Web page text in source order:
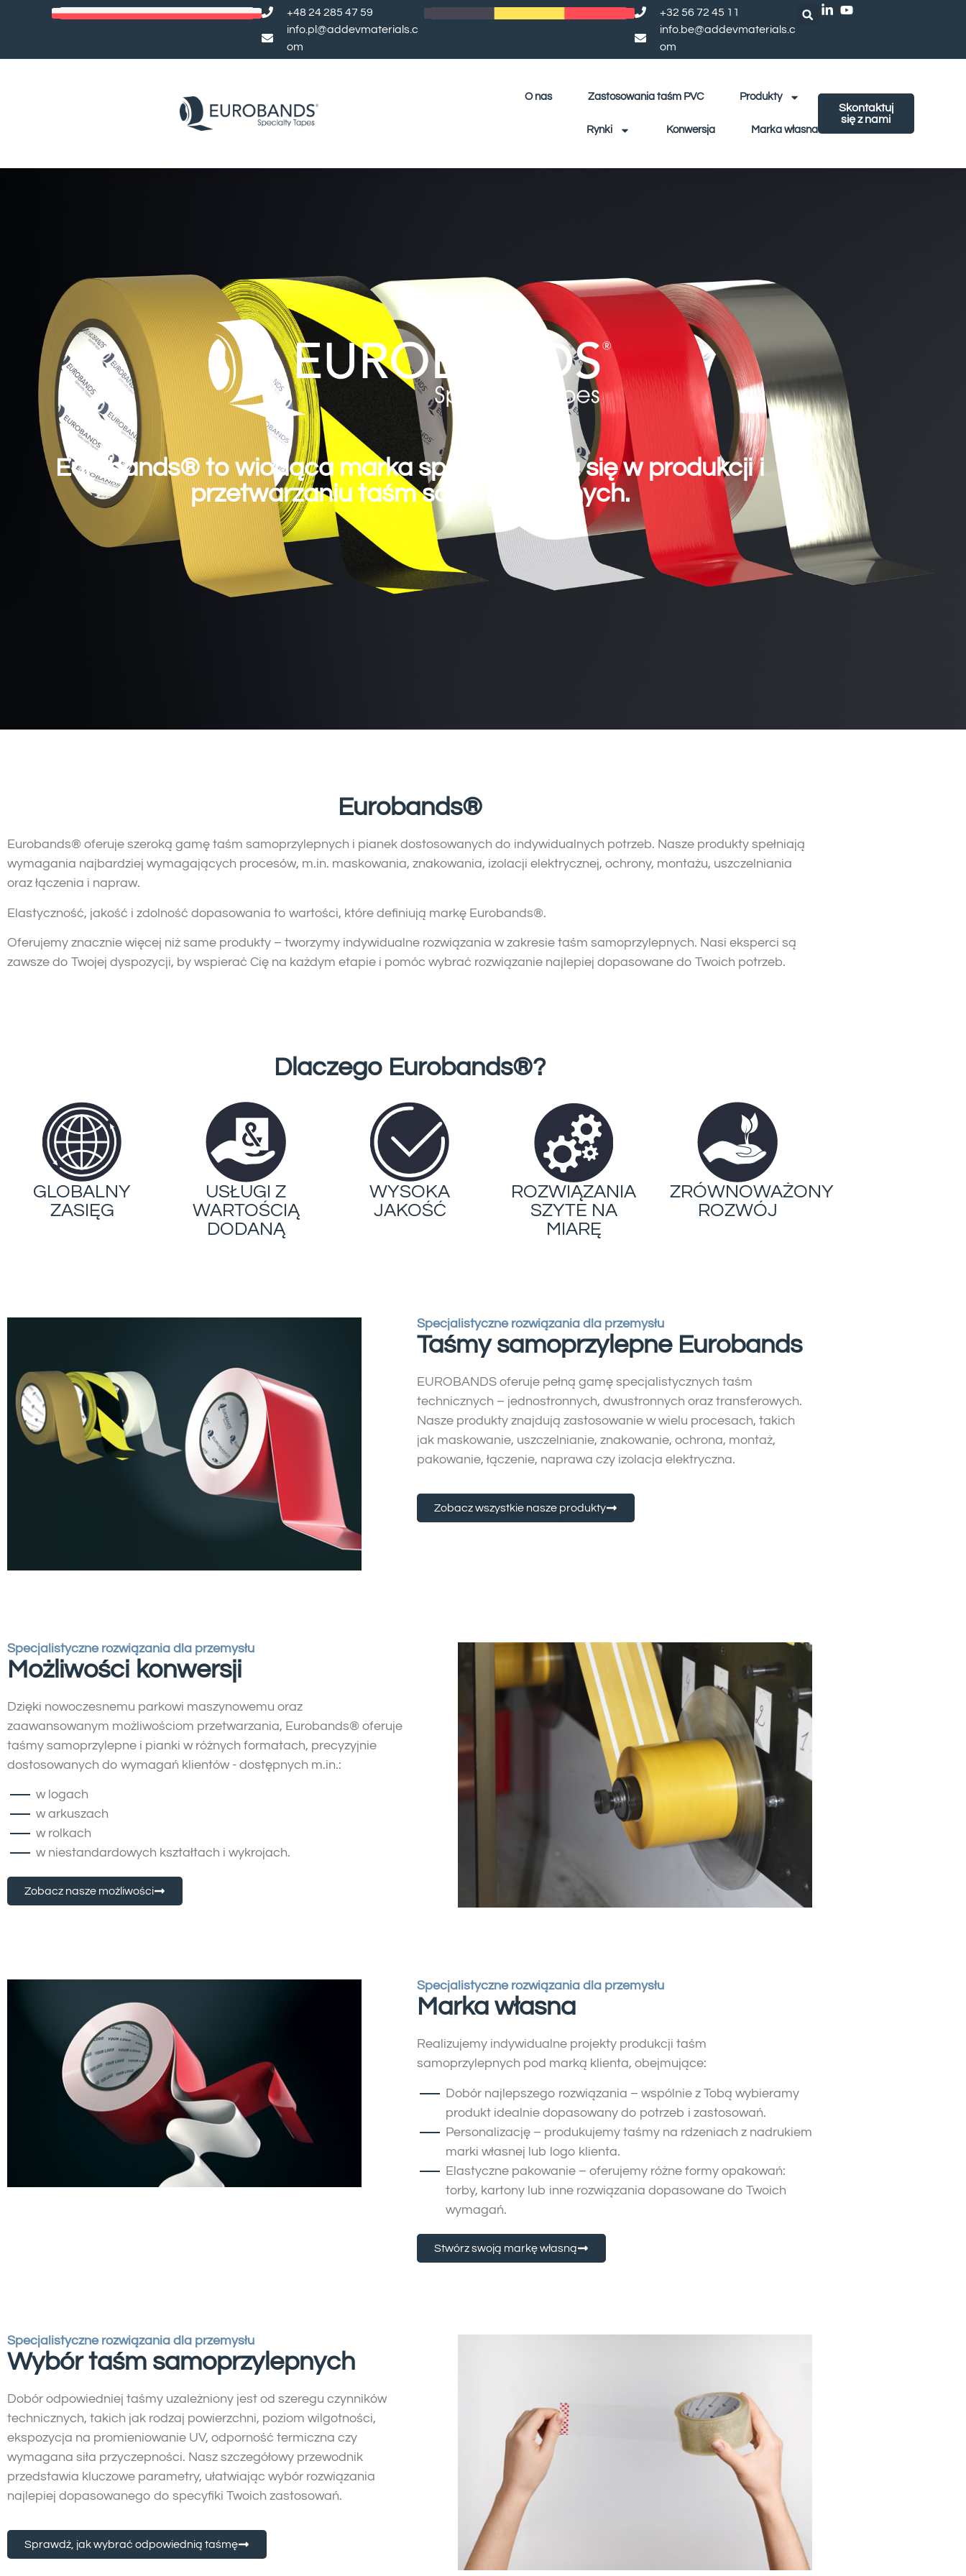
+48 24 285 47 59
info.pl@addevmaterials.c
om
+32 56 72 45 11
info.be@addevmaterials.c
om
O nas Zastosowania taśm PVC Produkty
Rynki Konwersja Marka własna
Skontaktuj
się z nami
Eurobands® to wiodąca marka specjalizująca się w produkcji i
przetwarzaniu taśm samoprzylepnych.
Eurobands®
Eurobands® oferuje szeroką gamę taśm samoprzylepnych i pianek dostosowanych do indywidualnych potrzeb. Nasze produkty spełniają
wymagania najbardziej wymagających procesów, m.in. maskowania, znakowania, izolacji elektrycznej, ochrony, montażu, uszczelniania
oraz łączenia i napraw.
Elastyczność, jakość i zdolność dopasowania to wartości, które definiują markę Eurobands®.
Oferujemy znacznie więcej niż same produkty – tworzymy indywidualne rozwiązania w zakresie taśm samoprzylepnych. Nasi eksperci są
zawsze do Twojej dyspozycji, by wspierać Cię na każdym etapie i pomóc wybrać rozwiązanie najlepiej dopasowane do Twoich potrzeb.
Dlaczego Eurobands®?
GLOBALNY
ZASIĘG
USŁUGI Z
WARTOŚCIĄ
DODANĄ
WYSOKA
JAKOŚĆ
ROZWIĄZANIA
SZYTE NA
MIARĘ
ZRÓWNOWAŻONY
ROZWÓJ
Specjalistyczne rozwiązania dla przemysłu
Taśmy samoprzylepne Eurobands
EUROBANDS oferuje pełną gamę specjalistycznych taśm
technicznych – jednostronnych, dwustronnych oraz transferowych.
Nasze produkty znajdują zastosowanie w wielu procesach, takich
jak maskowanie, uszczelnianie, znakowanie, ochrona, montaż,
pakowanie, łączenie, naprawa czy izolacja elektryczna.
Zobacz wszystkie nasze produkty
Specjalistyczne rozwiązania dla przemysłu
Możliwości konwersji
Dzięki nowoczesnemu parkowi maszynowemu oraz
zaawansowanym możliwościom przetwarzania, Eurobands® oferuje
taśmy samoprzylepne i pianki w różnych formatach, precyzyjnie
dostosowanych do wymagań klientów - dostępnych m.in.:
w logach
w arkuszach
w rolkach
w niestandardowych kształtach i wykrojach.
Zobacz nasze możliwości
Specjalistyczne rozwiązania dla przemysłu
Marka własna
Realizujemy indywidualne projekty produkcji taśm
samoprzylepnych pod marką klienta, obejmujące:
Dobór najlepszego rozwiązania – wspólnie z Tobą wybieramy
produkt idealnie dopasowany do potrzeb i zastosowań.
Personalizację – produkujemy taśmy na rdzeniach z nadrukiem
marki własnej lub logo klienta.
Elastyczne pakowanie – oferujemy różne formy opakowań:
torby, kartony lub inne rozwiązania dopasowane do Twoich
wymagań.
Stwórz swoją markę własną
Specjalistyczne rozwiązania dla przemysłu
Wybór taśm samoprzylepnych
Dobór odpowiedniej taśmy uzależniony jest od szeregu czynników
technicznych, takich jak rodzaj powierzchni, poziom wilgotności,
ekspozycja na promieniowanie UV, odporność termiczna czy
wymagana siła przyczepności. Nasz szczegółowy przewodnik
przedstawia kluczowe parametry, ułatwiając wybór rozwiązania
najlepiej dopasowanego do specyfiki Twoich zastosowań.
Sprawdź, jak wybrać odpowiednią taśmę